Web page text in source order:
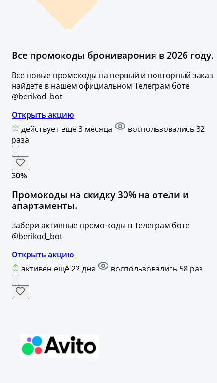
Все промокоды брониварония в 2026 году.
Все новые промокоды на первый и повторный заказ
найдете в нашем официальном Телеграм боте
@berikod_bot
Открыть акцию
действует ещё 3 месяца
воспользовались 32
раза
30%
Промокоды на скидку 30% на отели и
апартаменты.
Забери активные промо-коды в Телеграм боте
@berikod_bot
Открыть акцию
активен ещё 22 дня
воспользовались 58 раз